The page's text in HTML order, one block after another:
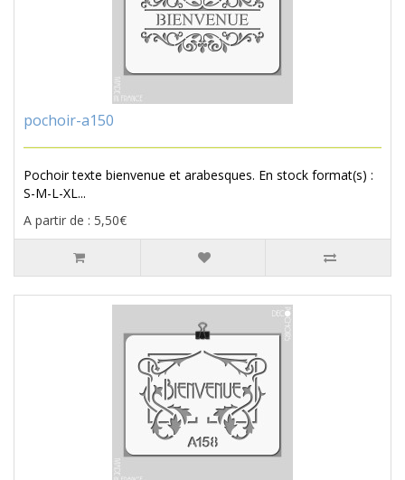
pochoir-a150
Pochoir texte bienvenue et arabesques. En stock format(s) :
S-M-L-XL...
A partir de : 5,50€